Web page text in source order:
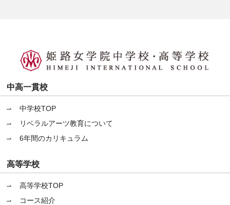
中高一貫校
中学校TOP
リベラルアーツ教育について
6年間のカリキュラム
高等学校
高等学校TOP
コース紹介